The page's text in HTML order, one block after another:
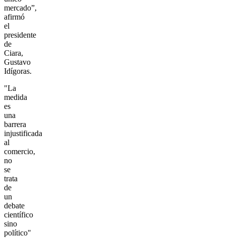
mercado”,
afirmó
el
presidente
de
Ciara,
Gustavo
Idígoras.
"La
medida
es
una
barrera
injustificada
al
comercio,
no
se
trata
de
un
debate
científico
sino
político"